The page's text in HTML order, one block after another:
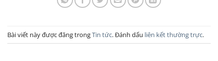
Bài viết này được đăng trongTin tức. Đánh dấu liên kết thường trực.